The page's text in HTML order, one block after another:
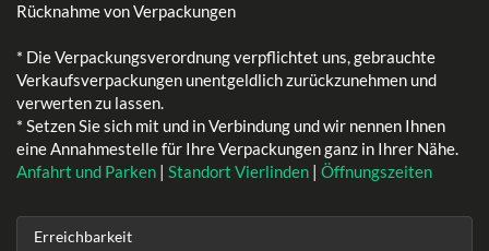
Rücknahme von Verpackungen
* Die Verpackungsverordnung verpflichtet uns, gebrauchte
Verkaufsverpackungen unentgeldlich zurückzunehmen und
verwerten zu lassen.
* Setzen Sie sich mit und in Verbindung und wir nennen Ihnen
eine Annahmestelle für Ihre Verpackungen ganz in Ihrer Nähe.
Anfahrt und Parken | Standort Vierlinden | Öffnungszeiten
Erreichbarkeit